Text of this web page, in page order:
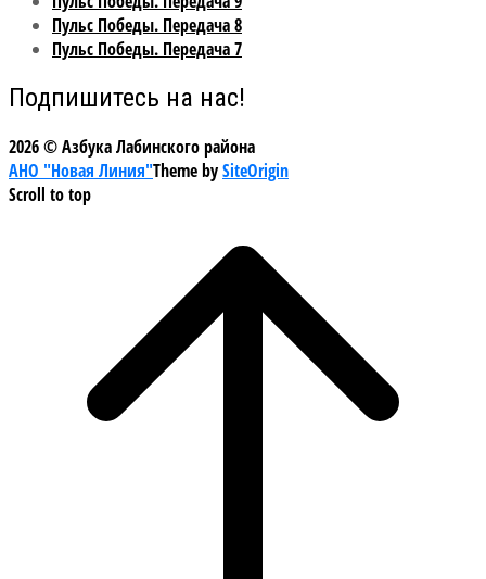
Пульс Победы. Передача 8
Пульс Победы. Передача 7
Подпишитесь на нас!
2026 © Азбука Лабинского района
АНО "Новая Линия"Theme bySiteOrigin
Scroll to top